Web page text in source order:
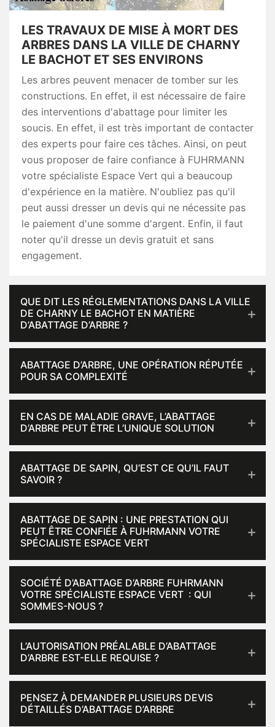
LES TRAVAUX DE MISE À MORT DES
ARBRES DANS LA VILLE DE CHARNY
LE BACHOT ET SES ENVIRONS
Les arbres peuvent menacer de tomber sur les
constructions. En effet, il est nécessaire de faire
des interventions d'abattage pour limiter les
soucis. En effet, il est très important de contacter
des experts pour faire ces tâches. Ainsi, on peut
vous proposer de faire confiance à FUHRMANN
votre spécialiste Espace Vert qui a beaucoup
d'expérience en la matière. N'oubliez pas qu'il
peut aussi dresser un devis qui ne nécessite pas
le paiement d'une somme d'argent. Enfin, il faut
noter qu'il dresse un devis gratuit et sans
engagement.
QUE DIT LES RÉGLEMENTATIONS DANS LA VILLE
DE CHARNY LE BACHOT EN MATIÈRE
D’ABATTAGE D’ARBRE ?
ABATTAGE D’ARBRE, UNE OPÉRATION RÉPUTÉE
POUR SA COMPLEXITÉ
EN CAS DE MALADIE GRAVE, L’ABATTAGE
D’ARBRE PEUT ÊTRE L’UNIQUE SOLUTION
ABATTAGE DE SAPIN, QU’EST CE QU’IL FAUT
SAVOIR ?
ABATTAGE DE SAPIN : UNE PRESTATION QUI
PEUT ÊTRE CONFIÉE À FUHRMANN VOTRE
SPÉCIALISTE ESPACE VERT
SOCIÉTÉ D’ABATTAGE D’ARBRE FUHRMANN
VOTRE SPÉCIALISTE ESPACE VERT : QUI
SOMMES-NOUS ?
L’AUTORISATION PRÉALABLE D’ABATTAGE
D’ARBRE EST-ELLE REQUISE ?
PENSEZ À DEMANDER PLUSIEURS DEVIS
DÉTAILLÉS D’ABATTAGE D’ARBRE